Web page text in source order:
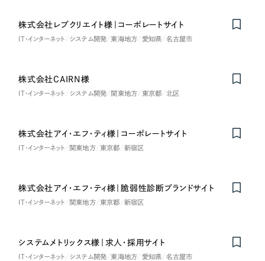
株式会社レブクリエイト様｜コーポレートサイト
IT・インターネット システム開発 東海地方 愛知県 名古屋市
株式会社CAIRN様
IT・インターネット システム開発 関東地方 東京都 北区
株式会社アイ・エフ・ティ様｜コーポレートサイト
IT・インターネット 関東地方 東京都 新宿区
株式会社アイ・エフ・ティ様｜脆弱性診断ブランドサイト
IT・インターネット 関東地方 東京都 新宿区
システムメトリックス様｜求人・採用サイト
IT・インターネット システム開発 東海地方 愛知県 名古屋市